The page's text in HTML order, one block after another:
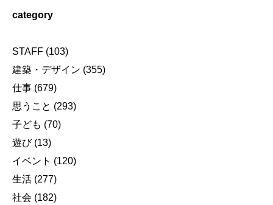
category
STAFF (103)
建築・デザイン (355)
仕事 (679)
思うこと (293)
子ども (70)
遊び(13)
イベント (120)
生活 (277)
社会 (182)